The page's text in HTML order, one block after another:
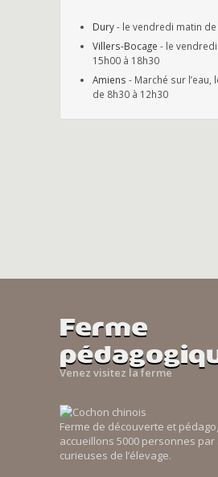
Dury- le vendredi matin
Villers-Bocage - le
15h00 à 18h30
Amiens - Marché sur l’eau,
de 8h30 à 12h30
Ferme
Venez visitez la ferme
Ferme de découverte et
accueillons 5000 personnes par
curieuses de l’élevage.